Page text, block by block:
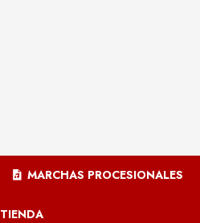
MARCHAS PROCESIONALES
TIENDA